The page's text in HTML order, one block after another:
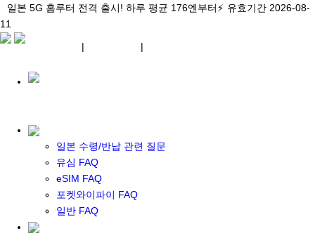
일본 5G 홈루터 전격 출시! 하루 평균 176엔부터⚡ 유효기간 2026-08-
11
일본 수령/반납 관련 질문
유심 FAQ
eSIM FAQ
포켓와이파이 FAQ
일반 FAQ
\아이비디오 eSIM🇯🇵/ 일본 3대 현지망 모두 플랜 완비! 유효기간
2026-08-11
일본 5G 홈루터 전격 출시! 하루 평균 176엔부터⚡ 유효기간 2026-08-
11
| |
포켓 와이파이 대여
일본 와이파이
일본 계약 와이파이
eSIM